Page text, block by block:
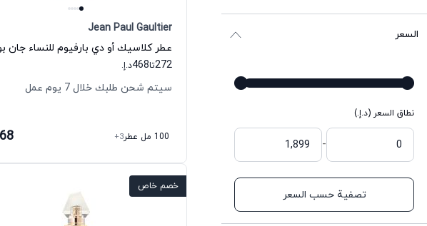
السعر
نطاق السعر (د.إ.)
-
تصفية حسب السعر
Jean Paul Gaultier
272تا468د.إ.
سيتم شحن طلبك خلال 7 يوم عمل
100 مل عطر +3
خصم خاص